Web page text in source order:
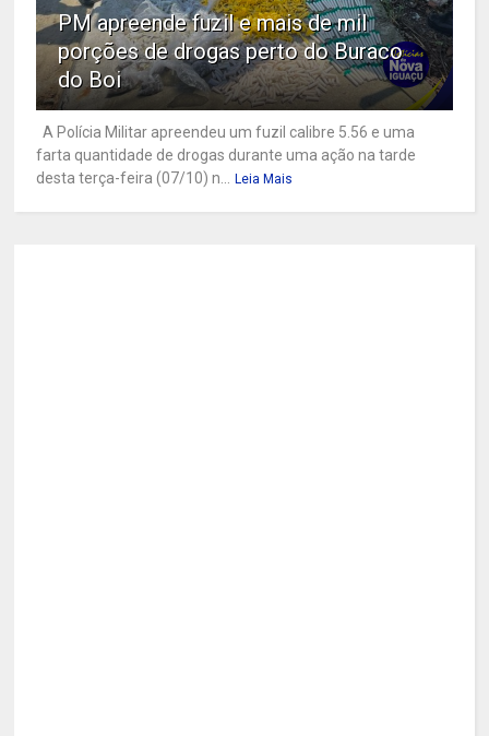
PM apreende fuzil e mais de mil
porções de drogas perto do Buraco
do Boi
A Polícia Militar apreendeu um fuzil calibre 5.56 e uma
farta quantidade de drogas durante uma ação na tarde
desta terça-feira (07/10) n...
Leia Mais